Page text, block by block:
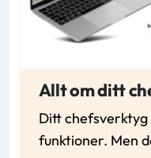
Allt om ditt
Ditt
funktioner. Men